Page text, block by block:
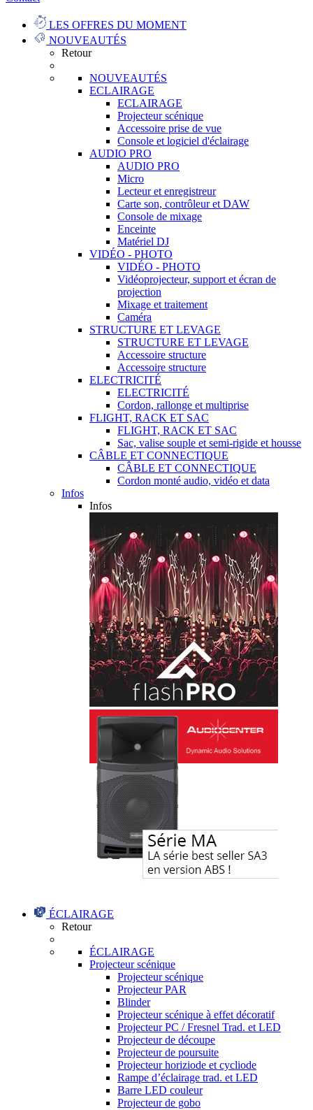
LES OFFRES DU MOMENT
NOUVEAUTÉS
Retour
NOUVEAUTÉS
ECLAIRAGE
ECLAIRAGE
Projecteur scénique
Accessoire prise de vue
Console et logiciel d'éclairage
AUDIO PRO
AUDIO PRO
Micro
Lecteur et enregistreur
Carte son, contrôleur et DAW
Console de mixage
Enceinte
Matériel DJ
VIDÉO - PHOTO
VIDÉO - PHOTO
Vidéoprojecteur, support et écran de
projection
Mixage et traitement
Caméra
STRUCTURE ET LEVAGE
STRUCTURE ET LEVAGE
Accessoire structure
Accessoire structure
ELECTRICITÉ
ELECTRICITÉ
Cordon, rallonge et multiprise
FLIGHT, RACK ET SAC
FLIGHT, RACK ET SAC
Sac, valise souple et semi-rigide et housse
CÂBLE ET CONNECTIQUE
CÂBLE ET CONNECTIQUE
Cordon monté audio, vidéo et data
Infos
Infos
ÉCLAIRAGE
Retour
ÉCLAIRAGE
Projecteur scénique
Projecteur scénique
Projecteur PAR
Blinder
Projecteur scénique à effet décoratif
Projecteur PC / Fresnel Trad. et LED
Projecteur de découpe
Projecteur de poursuite
Projecteur horiziode et cycliode
Rampe d’éclairage trad. et LED
Barre LED couleur
Projecteur de gobo